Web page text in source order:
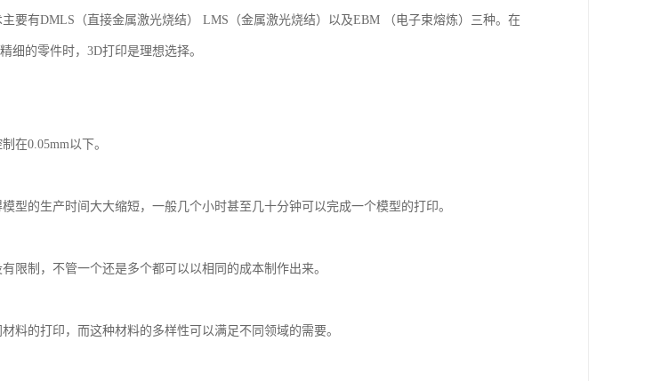
要有DMLS（直接金属激光烧结） LMS（金属激光烧结）以及EBM （电子束熔炼）三种。在
细的零件时，3D打印是理想选择。
在0.05mm以下。
型的生产时间大大缩短，一般几个小时甚至几十分钟可以完成一个模型的打印。
限制，不管一个还是多个都可以以相同的成本制作出来。
料的打印，而这种材料的多样性可以满足不同领域的需要。